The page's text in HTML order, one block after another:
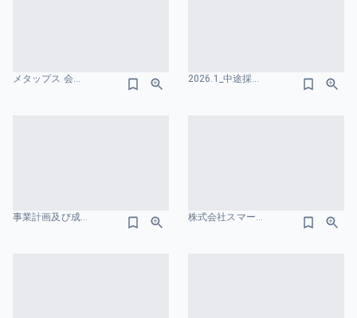
メタップス 会社概要のスライドデザイン 2026.1_中途採用資料.pdf 会社概要のスライドデザイン
事業計画及び成長可能性に関する事項 株式会社TalentX 会社概要のスライドデザイン 株式会社スマートラウンド 会社紹介資料 – CompanyDeck 会社概要のスライドデザイン